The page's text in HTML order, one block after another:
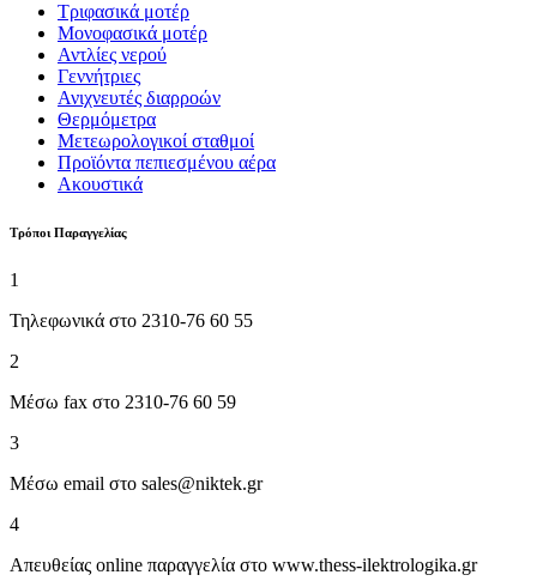
Τριφασικά μοτέρ
Μονοφασικά μοτέρ
Αντλίες νερού
Γεννήτριες
Ανιχνευτές διαρροών
Θερμόμετρα
Μετεωρολογικοί σταθμοί
Προϊόντα πεπιεσμένου αέρα
Ακουστικά
Tρόποι Παραγγελίας
1
Τηλεφωνικά στο 2310-76 60 55
2
Μέσω fax στο 2310-76 60 59
3
Μέσω email στο sales@niktek.gr
4
Απευθείας online παραγγελία στο www.thess-ilektrologika.gr